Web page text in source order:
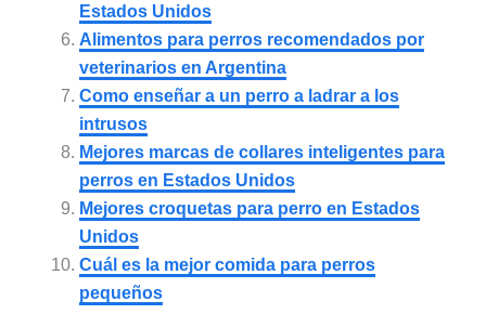
Estados Unidos
Alimentos para perros recomendados por
veterinarios en Argentina
Como enseñar a un perro a ladrar a los
intrusos
Mejores marcas de collares inteligentes para
perros en Estados Unidos
Mejores croquetas para perro en Estados
Unidos
Cuál es la mejor comida para perros
pequeños